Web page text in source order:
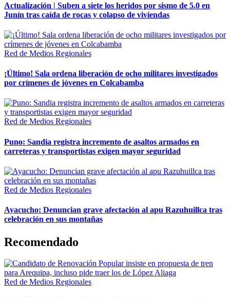
Actualización | Suben a siete los heridos por sismo de 5.0 en
Junín tras caída de rocas y colapso de viviendas
Red de Medios Regionales
¡Último! Sala ordena liberación de ocho militares investigados
por crímenes de jóvenes en Colcabamba
Red de Medios Regionales
Puno: Sandia registra incremento de asaltos armados en
carreteras y transportistas exigen mayor seguridad
Red de Medios Regionales
Ayacucho: Denuncian grave afectación al apu Razuhuillca tras
celebración en sus montañas
Recomendado
Red de Medios Regionales